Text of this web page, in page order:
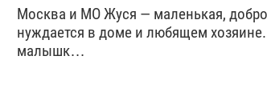
Москва и МО Жуся — маленькая,
нуждается в доме и любящем
малышк…